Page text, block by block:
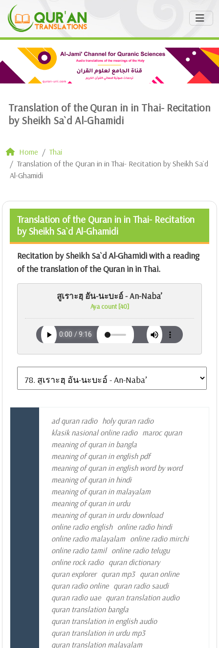
Translation of the Quran in in Thai- Recitation
by Sheikh Sa`d Al-Ghamidi
Home
Thai
Translation of the Quran in in Thai- Recitation by Sheikh Sa`d
Al-Ghamidi
Translation of the Quran in in Thai- Recitation
by Sheikh Sa`d Al-Ghamidi
Recitation by Sheikh Sa`d Al-Ghamidi with a reading
of the translation of the Quran in in Thai.
สูเราะฮฺ อัน-นะบะอ์ - An-Naba’
Aya count [40]
ad quran radio holy quran radio
klasik nasional online radio maroc quran
meaning of quran in bangla
meaning of quran in english pdf
meaning of quran in english word by word
meaning of quran in hindi
meaning of quran in malayalam
meaning of quran in urdu
meaning of quran in urdu download
online radio english online radio hindi
online radio malayalam online radio mirchi
online radio tamil online radio telugu
online rock radio quran dictionary
quran explorer quran mp3 quran online
quran radio online quran radio saudi
quran radio uae quran translation audio
quran translation bangla
quran translation in english audio
quran translation in urdu mp3
quran translation malayalam